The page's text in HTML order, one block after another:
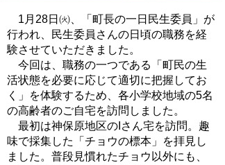
1月28日㈫、「町長の一日民生委員」が
行われ、民生委員さんの日頃の職務を経
験させていただきました。
今回は、職務の一つである「町民の生
活状態を必要に応じて適切に把握してお
く」を体験するため、各小学校地域の5名
の高齢者のご自宅を訪問しました。
最初は神保原地区のIさん宅を訪問。趣
味で採集した「チョウの標本」を拝見し
ました。普段見慣れたチョウ以外にも、